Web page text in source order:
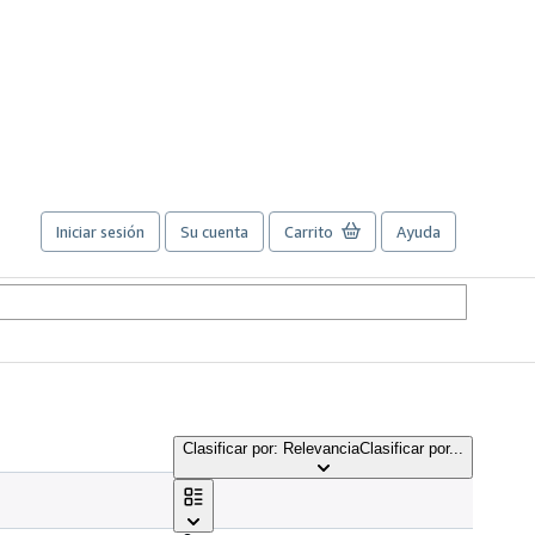
Iniciar sesión Su cuenta Carrito Ayuda
Clasificar por: RelevanciaClasificar por...